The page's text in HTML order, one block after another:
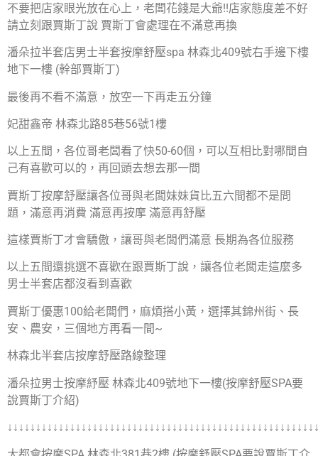
不要把店家眼光放在心上，老闆花錢是大爺!!店家態度差不好
請立刻跟賈斯丁說 賈斯丁會處理在不滿意再換
潘朵拉半套店男士半套按摩舒壓spa 林森北409號右手邊下樓
地下一樓 (幹部賈斯丁)
最後再不看不滿意，放空一下再走五分鐘
妃甜鑫帝 林森北路85巷56號1樓
以上五間，各位哥老闆看了快50-60個，可以互相比對哪間自
己有喜歡可以的，再回頭去想去那一間
賈斯丁按摩舒壓讓各位哥與老闆妹妹貨比五六間都不是問
題，滿意再消費 滿意再按摩 滿意再舒壓
這樣賈斯丁才會驕傲，讓哥與老闆們滿意 長期為各位服務
以上五間還挑選不喜歡在跟賈斯丁說，讓各位老闆走這麼多
男士半套店都沒看到喜歡
賈斯丁優惠100給老闆們，麻煩搭小黃，選擇其錦州街、長
安、農安，三個地方再看一間~
林森北半套店按摩舒壓路線整理
潘朵拉男士按摩紓壓 林森北409號地下一樓(按摩舒壓SPA要
說賈斯丁介紹)